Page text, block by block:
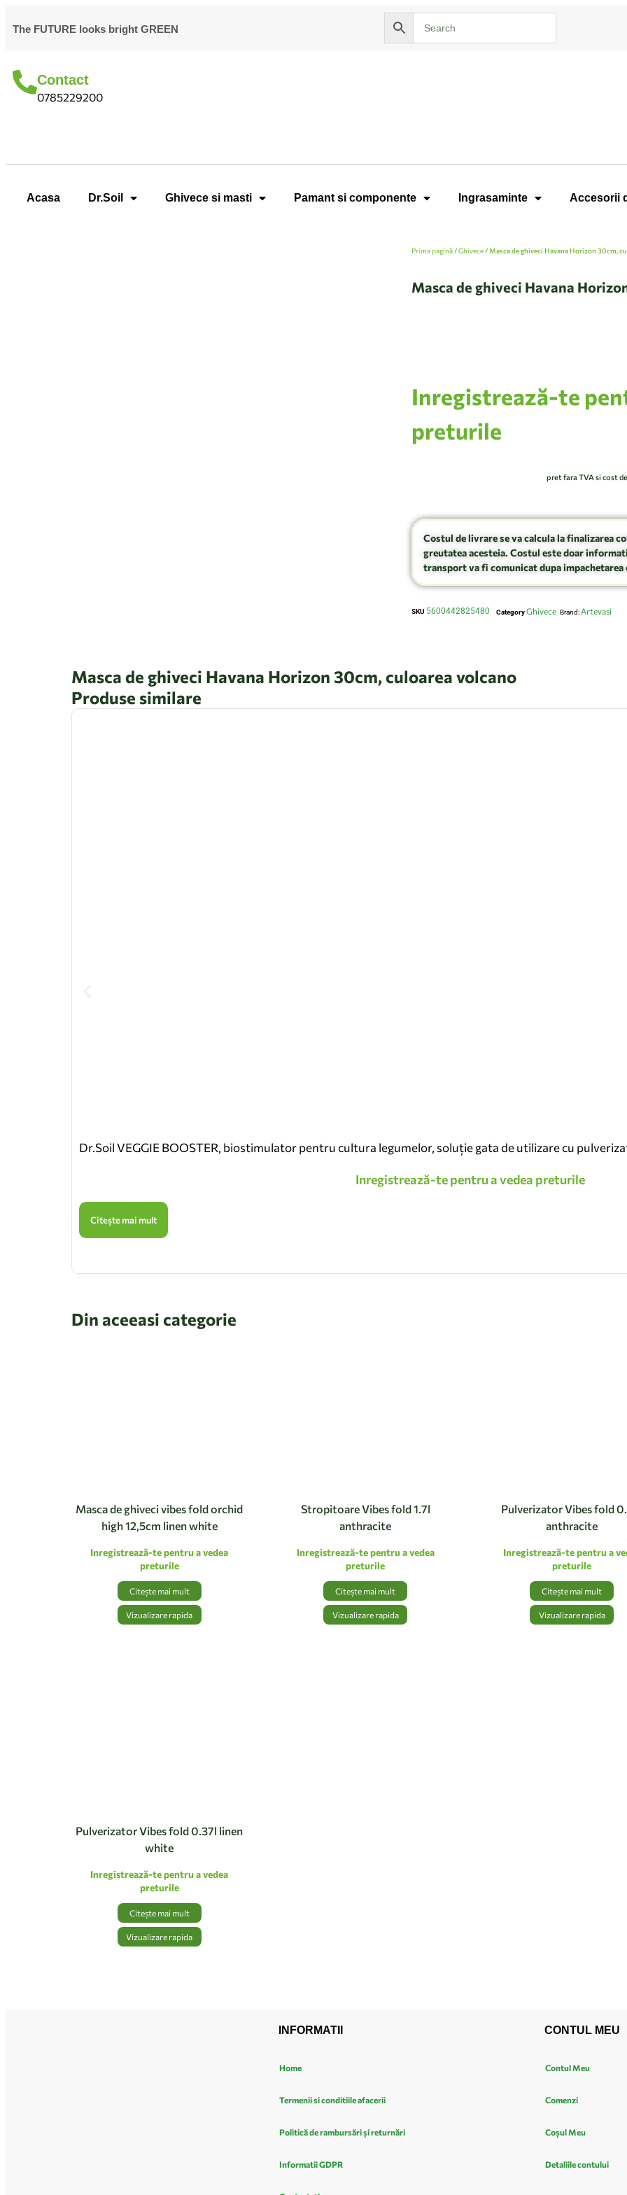
The FUTURE looks bright GREEN
Contact
0785229200
Acasa Dr.Soil Ghivece si masti Pamant si componente Ingrasaminte Accesorii
Prima pagină/Ghivece/ Masca de ghiveci Havana Horizon 30cm,
Masca de ghiveci Havana
Inregistrează-te
preturile
pret fara TVA si cost
Costul de livrare se va calcula la finalizarea
greutatea acesteia. Costul este doar
transport va fi comunicat dupa impachetarea
SKU 5600442825480 CategoryGhivece Brand: Artevasi
Masca de ghiveci Havana Horizon 30cm, culoarea volcano
Produse similare
Dr.Soil VEGGIE BOOSTER, biostimulator pentru cultura legumelor, soluție gata de utilizare cu
Inregistrează-te pentru a vedea preturile
Citește mai mult
Din aceeasi categorie
Masca de ghiveci vibes fold orchid
high 12,5cm linen white
Inregistrează-te pentru a vedea
preturile
Citește mai mult
Vizualizare rapida
Stropitoare Vibes fold 1.7l
anthracite
Inregistrează-te pentru a vedea
preturile
Citește mai mult
Vizualizare rapida
Pulverizator Vibes fold
anthracite
Inregistrează-te pentru a
preturile
Citește mai mult
Vizualizare rapida
Pulverizator Vibes fold 0.37l linen
white
Inregistrează-te pentru a vedea
preturile
Citește mai mult
Vizualizare rapida
INFORMATII
Home
Termenii si conditiile afacerii
Politică de rambursări și returnări
Informatii GDPR
CONTUL MEU
Contul Meu
Comenzi
Coșul Meu
Detaliile contului